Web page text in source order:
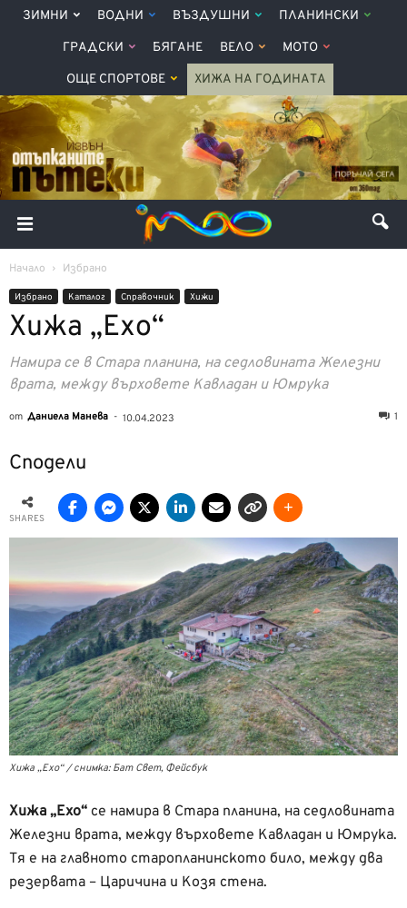
ЗИМНИ ВОДНИ ВЪЗДУШНИ ПЛАНИНСКИ
ГРАДСКИ БЯГАНЕ ВЕЛО МОТО
ОЩЕ СПОРТОВЕ ХИЖА НА ГОДИНАТА
Начало Избрано
Избрано Каталог Справочник Хижи
Хижа „Ехо“
Намира се в Стара планина, на седловината Железни
врата, между върховете Кавладан и Юмрука
от Даниела Манева - 10.04.2023 1
Сподели
SHARES
Хижа „Ехо“ / снимка: Бат Свет, Фейсбук
Хижа „Ехо“ се намира в Стара планина, на седловината
Железни врата, между върховете Кавладан и Юмрука.
Тя е на главното старопланинското било, между два
резервата – Царичина и Козя стена.